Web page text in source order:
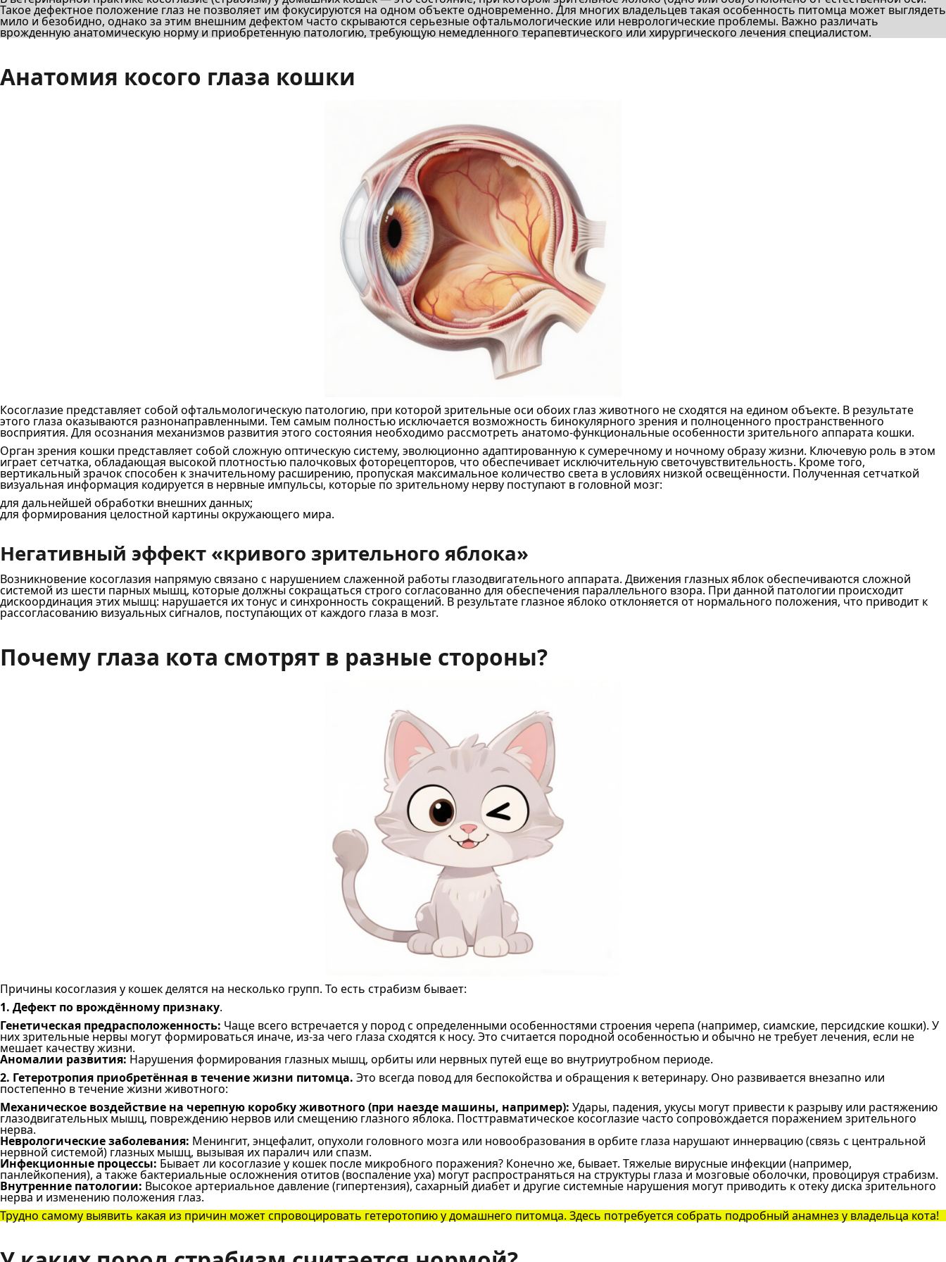
Такое дефектное положение глаз не позволяет им фокусируются на одном объекте одновременно. Для многих владельцев такая особенность питомца может выглядеть
мило и безобидно, однако за этим внешним дефектом часто скрываются серьезные офтальмологические или неврологические проблемы. Важно различать
врожденную анатомическую норму и приобретенную патологию, требующую немедленного терапевтического или хирургического лечения специалистом.
Анатомия косого глаза кошки
Косоглазие представляет собой офтальмологическую патологию, при которой зрительные оси обоих глаз животного не сходятся на едином объекте. В результате
этого глаза оказываются разнонаправленными. Тем самым полностью исключается возможность бинокулярного зрения и полноценного пространственного
восприятия. Для осознания механизмов развития этого состояния необходимо рассмотреть анатомо-функциональные особенности зрительного аппарата кошки.
Орган зрения кошки представляет собой сложную оптическую систему, эволюционно адаптированную к сумеречному и ночному образу жизни. Ключевую роль в этом
играет сетчатка, обладающая высокой плотностью палочковых фоторецепторов, что обеспечивает исключительную светочувствительность. Кроме того,
вертикальный зрачок способен к значительному расширению, пропуская максимальное количество света в условиях низкой освещённости. Полученная сетчаткой
визуальная информация кодируется в нервные импульсы, которые по зрительному нерву поступают в головной мозг:
для дальнейшей обработки внешних данных;
для формирования целостной картины окружающего мира.
Негативный эффект «кривого зрительного яблока»
Возникновение косоглазия напрямую связано с нарушением слаженной работы глазодвигательного аппарата. Движения глазных яблок обеспечиваются сложной
системой из шести парных мышц, которые должны сокращаться строго согласованно для обеспечения параллельного взора. При данной патологии происходит
дискоординация этих мышц: нарушается их тонус и синхронность сокращений. В результате глазное яблоко отклоняется от нормального положения, что приводит к
рассогласованию визуальных сигналов, поступающих от каждого глаза в мозг.
Почему глаза кота смотрят в разные стороны?
Причины косоглазия у кошек делятся на несколько групп. То есть страбизм бывает:
1. Дефект по врождённому признаку.
Генетическая предрасположенность: Чаще всего встречается у пород с определенными особенностями строения черепа (например, сиамские, персидские кошки). У
них зрительные нервы могут формироваться иначе, из-за чего глаза сходятся к носу. Это считается породной особенностью и обычно не требует лечения, если не
мешает качеству жизни.
Аномалии развития: Нарушения формирования глазных мышц, орбиты или нервных путей еще во внутриутробном периоде.
2. Гетеротропия приобретённая в течение жизни питомца. Это всегда повод для беспокойства и обращения к ветеринару. Оно развивается внезапно или
постепенно в течение жизни животного:
Механическое воздействие на черепную коробку животного (при наезде машины, например): Удары, падения, укусы могут привести к разрыву или растяжению
глазодвигательных мышц, повреждению нервов или смещению глазного яблока. Посттравматическое косоглазие часто сопровождается поражением зрительного
нерва.
Неврологические заболевания: Менингит, энцефалит, опухоли головного мозга или новообразования в орбите глаза нарушают иннервацию (связь с центральной
нервной системой) глазных мышц, вызывая их паралич или спазм.
Инфекционные процессы: Бывает ли косоглазие у кошек после микробного поражения? Конечно же, бывает. Тяжелые вирусные инфекции (например,
панлейкопения), а также бактериальные осложнения отитов (воспаление уха) могут распространяться на структуры глаза и мозговые оболочки, провоцируя страбизм.
Внутренние патологии: Высокое артериальное давление (гипертензия), сахарный диабет и другие системные нарушения могут приводить к отеку диска зрительного
нерва и изменению положения глаз.
Трудно самому выявить какая из причин может спровоцировать гетеротопию у домашнего питомца. Здесь потребуется собрать подробный анамнез у владельца кота!